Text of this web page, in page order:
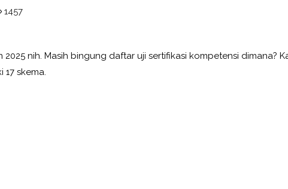
1457
nih. Masih bingung daftar uji sertifikasi kompetensi dimana?
17 skema.